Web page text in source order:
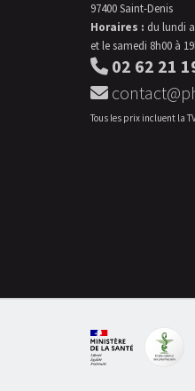
97400 Saint-Denis
Horaires : du lundi
et le samedi 8h00 à
02 62 21
Tous les prix incluent la